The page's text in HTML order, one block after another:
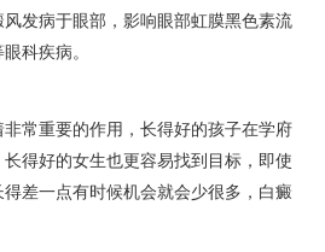
发病于眼部，影响眼部虹膜黑色素流
科疾病。
重要的作用，长得好的孩子在学府
得好的女生也更容易找到目标，即使
差一点有时候机会就会少很多，白癜